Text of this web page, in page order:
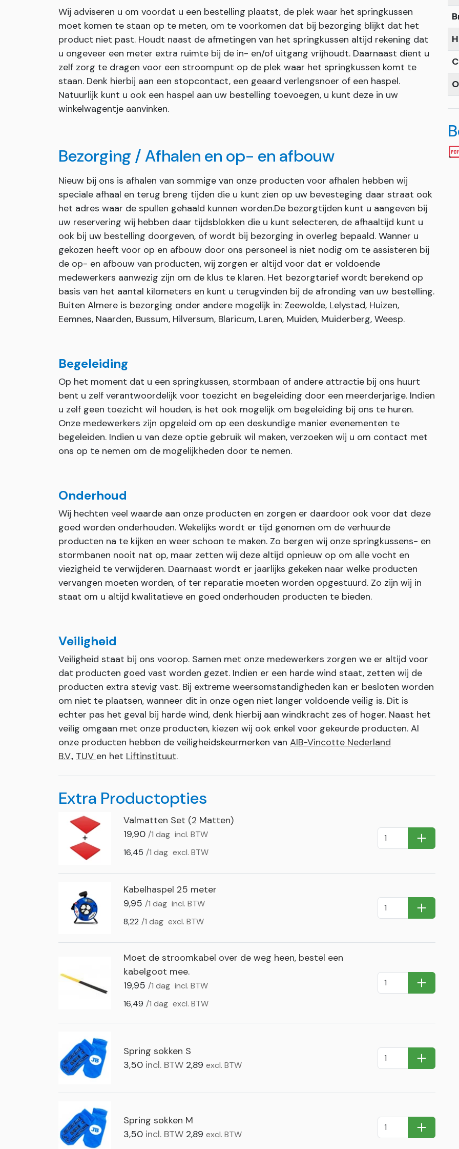
Wij adviseren u om voordat u een bestelling plaatst, de plek waar het springkussen
moet komen te staan op te meten, om te voorkomen dat bij bezorging blijkt dat het
product niet past. Houdt naast de afmetingen van het springkussen altijd rekening dat
u ongeveer een meter extra ruimte bij de in- en/of uitgang vrijhoudt. Daarnaast dient u
zelf zorg te dragen voor een stroompunt op de plek waar het springkussen komt te
staan. Denk hierbij aan een stopcontact, een geaard verlengsnoer of een haspel.
Natuurlijk kunt u ook een haspel aan uw bestelling toevoegen, u kunt deze in uw
winkelwagentje aanvinken.
Bezorging / Afhalen en op- en afbouw
Nieuw bij ons is afhalen van sommige van onze producten voor afhalen hebben wij
speciale afhaal en terug breng tijden die u kunt zien op uw bevesteging daar straat ook
het adres waar de spullen gehaald kunnen worden.De bezorgtijden kunt u aangeven bij
uw reservering wij hebben daar tijdsblokken die u kunt selecteren, de afhaaltijd kunt u
ook bij uw bestelling doorgeven, of wordt bij bezorging in overleg bepaald. Wanner u
gekozen heeft voor op en afbouw door ons personeel is niet nodig om te assisteren bij
de op- en afbouw van producten, wij zorgen er altijd voor dat er voldoende
medewerkers aanwezig zijn om de klus te klaren. Het bezorgtarief wordt berekend op
basis van het aantal kilometers en kunt u terugvinden bij de afronding van uw bestelling.
Buiten Almere is bezorging onder andere mogelijk in: Zeewolde, Lelystad, Huizen,
Eemnes, Naarden, Bussum, Hilversum, Blaricum, Laren, Muiden, Muiderberg, Weesp.
Begeleiding
Op het moment dat u een springkussen, stormbaan of andere attractie bij ons huurt
bent u zelf verantwoordelijk voor toezicht en begeleiding door een meerderjarige. Indien
u zelf geen toezicht wil houden, is het ook mogelijk om begeleiding bij ons te huren.
Onze medewerkers zijn opgeleid om op een deskundige manier evenementen te
begeleiden. Indien u van deze optie gebruik wil maken, verzoeken wij u om contact met
ons op te nemen om de mogelijkheden door te nemen.
Onderhoud
Wij hechten veel waarde aan onze producten en zorgen er daardoor ook voor dat deze
goed worden onderhouden. Wekelijks wordt er tijd genomen om de verhuurde
producten na te kijken en weer schoon te maken. Zo bergen wij onze springkussens- en
stormbanen nooit nat op, maar zetten wij deze altijd opnieuw op om alle vocht en
viezigheid te verwijderen. Daarnaast wordt er jaarlijks gekeken naar welke producten
vervangen moeten worden, of ter reparatie moeten worden opgestuurd. Zo zijn wij in
staat om u altijd kwalitatieve en goed onderhouden producten te bieden.
Veiligheid
Veiligheid staat bij ons voorop. Samen met onze medewerkers zorgen we er altijd voor
dat producten goed vast worden gezet. Indien er een harde wind staat, zetten wij de
producten extra stevig vast. Bij extreme weersomstandigheden kan er besloten worden
om niet te plaatsen, wanneer dit in onze ogen niet langer voldoende veilig is. Dit is
echter pas het geval bij harde wind, denk hierbij aan windkracht zes of hoger. Naast het
veilig omgaan met onze producten, kiezen wij ook enkel voor gekeurde producten. Al
onze producten hebben de veiligheidskeurmerken van AIB-Vincotte Nederland
B.V., TUV en het Liftinstituut.
Extra Productopties
Valmatten Set (2 Matten)
19,90 /1 dag incl. BTW
16,45 /1 dag excl. BTW
In
Kabelhaspel 25 meter
9,95 /1 dag incl. BTW
8,22 /1 dag excl. BTW
In
Moet de stroomkabel over de weg heen, bestel een
kabelgoot mee.
19,95 /1 dag incl. BTW
16,49 /1 dag excl. BTW
In
Spring sokken S
3,50 incl. BTW 2,89 excl. BTW In
Spring sokken M
3,50 incl. BTW 2,89 excl. BTW In